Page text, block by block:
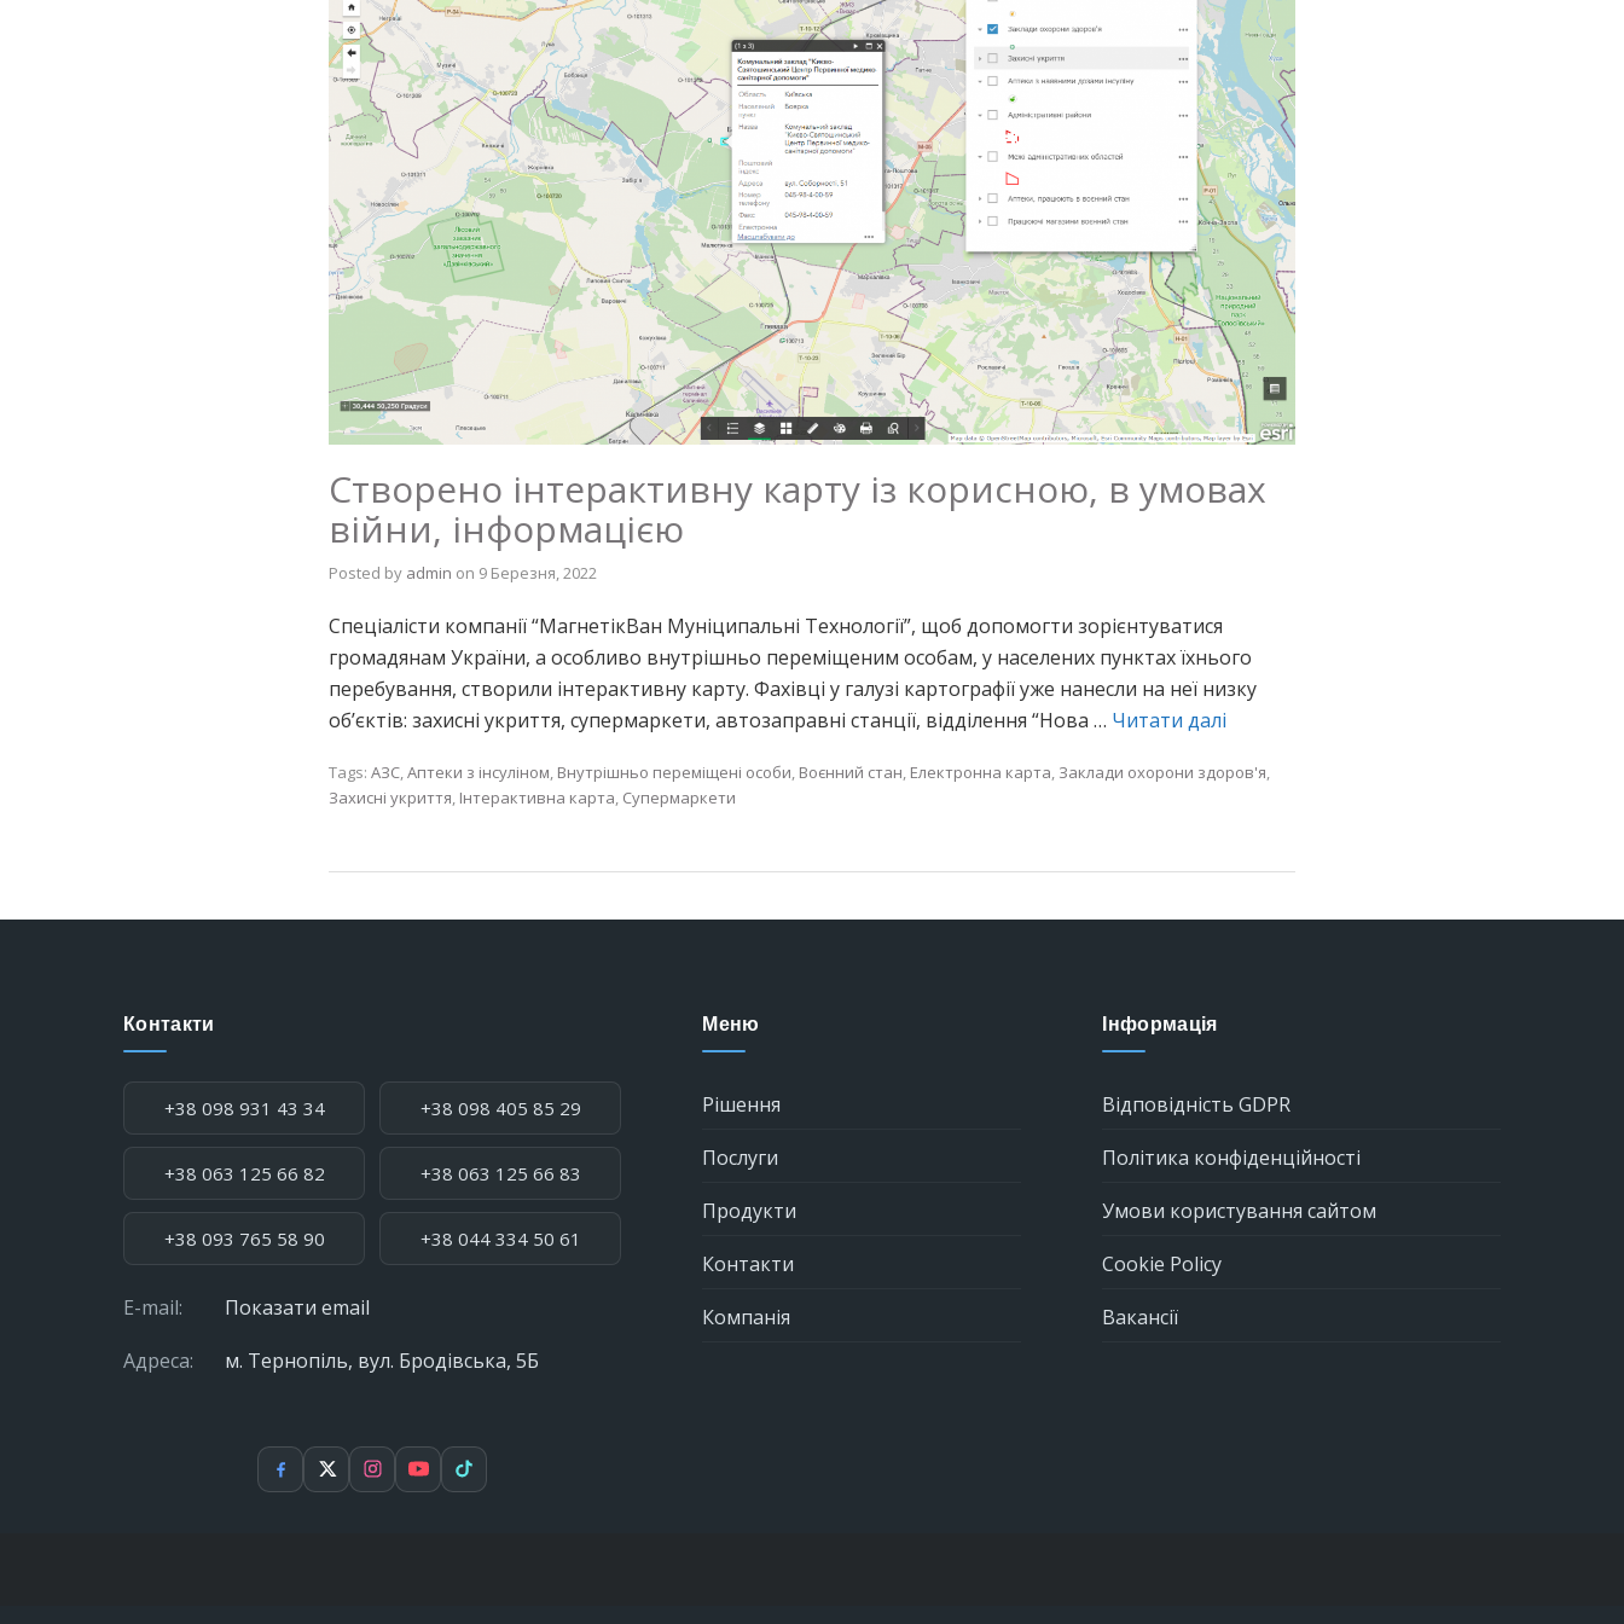
Створено інтерактивну карту із корисною, в умовах
війни, інформацією
Posted by admin on 9 Березня, 2022
Спеціалісти компанії “МагнетікВан Муніципальні Технології”, щоб допомогти зорієнтуватися
громадянам України, а особливо внутрішньо переміщеним особам, у населених пунктах їхнього
перебування, створили інтерактивну карту. Фахівці у галузі картографії уже нанесли на неї низку
об’єктів: захисні укриття, супермаркети, автозаправні станції, відділення “Нова … Читати далі
Tags: АЗС Аптеки з інсуліном Внутрішньо переміщені особи Воєнний стан Електронна карта Заклади охорони здоров'я
Захисні укриття Інтерактивна карта Супермаркети
Контакти
Телефон:+38 098 931 43 34 +38 098 405 85 29
+38 063 125 66 82 +38 063 125 66 83
+38 093 765 58 90 +38 044 334 50 61
E-mail:
Показати email
Адреса:
м. Тернопіль, вул. Бродівська, 5Б
Facebook
X Instagram
YouTubeTikTok
Меню
Рішення
Послуги
Продукти
Контакти
Компанія
Інформація
Відповідність GDPR
Політика конфіденційності
Умови користування сайтом
Cookie Policy
Вакансії